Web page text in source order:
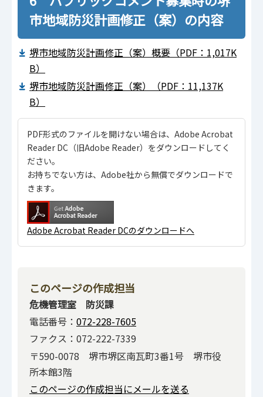
市地域防災計画修正（案）の内容
堺市地域防災計画修正（案）概要（PDF：1,017K
B）
堺市地域防災計画修正（案）（PDF：11,137K
B）
PDF形式のファイルを開けない場合は、Adobe Acrobat
Reader DC（旧Adobe Reader）をダウンロードしてく
ださい。
お持ちでない方は、Adobe社から無償でダウンロードで
きます。
Adobe Acrobat Reader DCのダウンロードへ
このページの作成担当
危機管理室 防災課
電話番号： 072-228-7605
ファクス：072-222-7339
〒590-0078 堺市堺区南瓦町3番1号 堺市役
所本館3階
このページの作成担当にメールを送る